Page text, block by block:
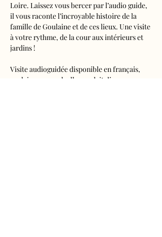
Loire. Laissez vous bercer par l’audio guide,
il vous raconte l’incroyable histoire de la
famille de Goulaine et de ces lieux. Une visite
à votre rythme, de la cour aux intérieurs et
jardins !
Visite audioguidée disponible en français,
anglais, espagnol, allemand, italien,